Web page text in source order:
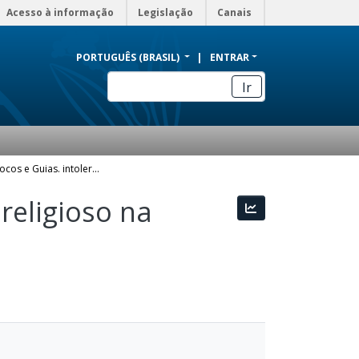
Acesso à informação Legislação Canais
PORTUGUÊS (BRASIL) ENTRAR
Ir
Orixás, Cablocos e Guias. intolerância e racismo religioso na construção de Edir Macedo.
na